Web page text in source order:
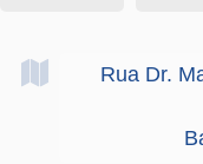
Rua Dr.